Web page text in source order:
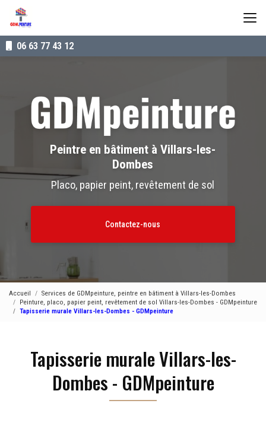
contenu
principal
06 63 77 43 12
Peintre en bâtiment à Villars-les-
Dombes
Placo, papier peint, revêtement de sol
Contactez-nous
Accueil
Services de GDMpeinture, peintre en bâtiment à Villars-les-Dombes
Peinture, placo, papier peint, revêtement de sol Villars-les-Dombes - GDMpeinture
Tapisserie murale Villars-les-Dombes - GDMpeinture
Tapisserie murale Villars-les-
Dombes - GDMpeinture